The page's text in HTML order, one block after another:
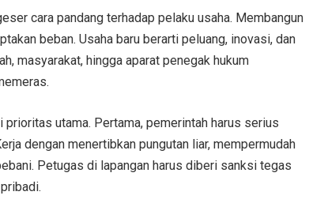
cara pandang terhadap pelaku usaha. Membangun
beban. Usaha baru berarti peluang, inovasi, dan
masyarakat, hingga aparat penegak hukum
utama. Pertama, pemerintah harus serius
dengan menertibkan pungutan liar, mempermudah
Petugas di lapangan harus diberi sanksi tegas